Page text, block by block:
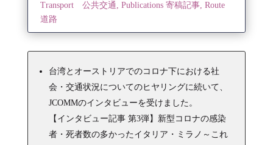
Transport 公共交通 , Publications 寄稿記事, Route
道路
台湾とオーストリアでのコロナ下における社
会・交通状況についてのヒヤリングに続いて、
JCOMMのインタビューを受けました。
【インタビュー記事 第3弾】新型コロナの感染
者・死者数の多かったイタリア・ミラノ～これ